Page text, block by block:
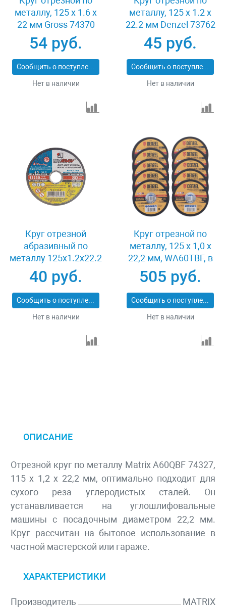
металлу, 125 х 1.6 х
22 мм Gross 74370
54 руб.
Сообщить о поступлении
Нет в наличии
металлу, 125 х 1.2 х
22.2 мм Denzel 73762
45 руб.
Сообщить о поступлении
Нет в наличии
Круг отрезной
абразивный по
металлу 125x1.2x22.2
мм Луга 3612-125-1.2
40 руб.
Сообщить о поступлении
Нет в наличии
Круг отрезной по
металлу, 125 х 1,0 х
22,2 мм, WA60TBF, в
метал.банке, 10 шт.
Denzel 737610
505 руб.
Сообщить о поступлении
Нет в наличии
ОПИСАНИЕ
Отрезной круг по металлу Matrix A60QBF 74327,
115 х 1,2 х 22,2 мм, оптимально подходит для
сухого реза углеродистых сталей. Он
устанавливается на углошлифовальные
машины с посадочным диаметром 22,2 мм.
Круг рассчитан на бытовое использование в
частной мастерской или гараже.
ХАРАКТЕРИСТИКИ
Производитель
MATRIX